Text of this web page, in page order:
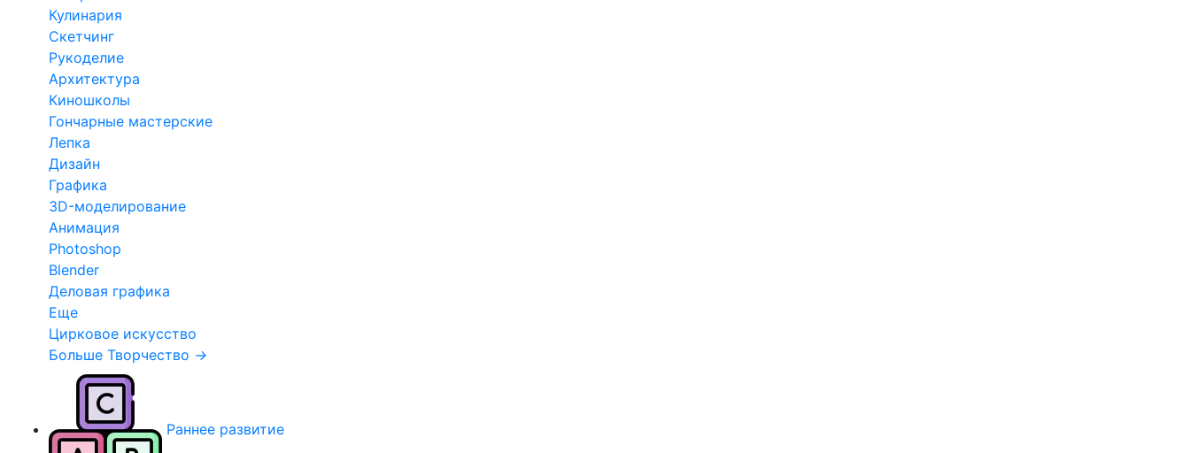
Кулинария
Скетчинг
Рукоделие
Архитектура
Киношколы
Гончарные мастерские
Лепка
Дизайн
Графика
3D-моделирование
Анимация
Photoshop
Blender
Деловая графика
Еще
Цирковое искусство
Больше Творчество →
Раннее развитие